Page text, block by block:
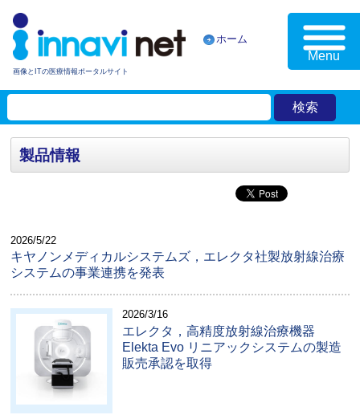
画像とITの医療情報ポータルサイト
ホーム
Menu
製品情報
2026/5/22
キヤノンメディカルシステムズ，エレクタ社製放射線治療
システムの事業連携を発表
2026/3/16
エレクタ，高精度放射線治療機器
Elekta Evo リニアックシステムの製造
販売承認を取得